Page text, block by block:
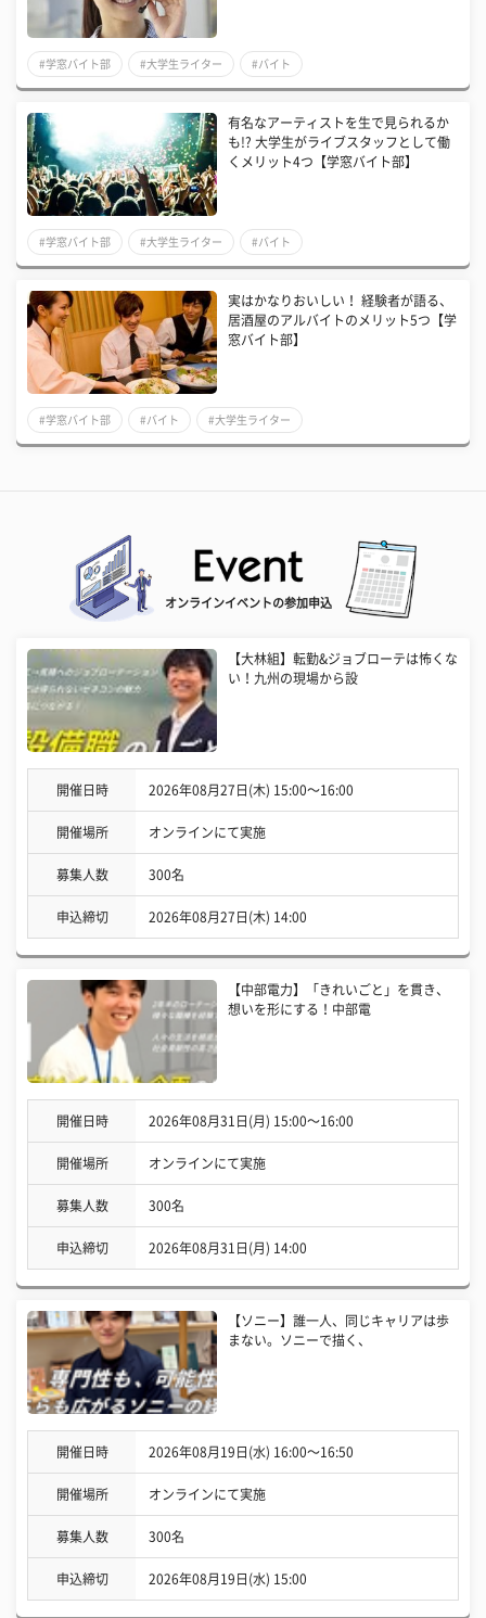
#学窓バイト部 #大学生ライター #バイト
有名なアーティストを生で見られるか
も!? 大学生がライブスタッフとして働
くメリット4つ【学窓バイト部】
#学窓バイト部 #大学生ライター #バイト
実はかなりおいしい！ 経験者が語る、
居酒屋のアルバイトのメリット5つ【学
窓バイト部】
#学窓バイト部 #バイト #大学生ライター
オンラインイベントの参加申込
【大林組】転勤&ジョブローテは怖くな
い！九州の現場から設
開催日時 2026年08月27日(木) 15:00〜16:00
開催場所 オンラインにて実施
募集人数 300名
申込締切 2026年08月27日(木) 14:00
【中部電力】「きれいごと」を貫き、
想いを形にする！中部電
開催日時 2026年08月31日(月) 15:00〜16:00
開催場所 オンラインにて実施
募集人数 300名
申込締切 2026年08月31日(月) 14:00
【ソニー】誰一人、同じキャリアは歩
まない。ソニーで描く、
開催日時 2026年08月19日(水) 16:00〜16:50
開催場所 オンラインにて実施
募集人数 300名
申込締切 2026年08月19日(水) 15:00